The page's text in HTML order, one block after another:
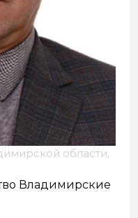
области,
Владимирские